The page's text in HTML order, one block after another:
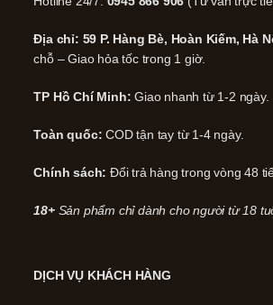
Địa chỉ: 59 P. Hàng Bè, Hoàn Kiếm, Hà
chỗ – Giao hỏa tốc trong 1 giờ.
TP Hồ Chí Minh: Giao nhanh từ 1-2 ngày.
Toàn quốc: COD tận tay từ 1-4 ngày.
Chính sách: Đổi trả hàng trong vòng 48
18+ Sản phẩm chỉ dành cho người từ 18
DỊCH VỤ KHÁCH HÀNG